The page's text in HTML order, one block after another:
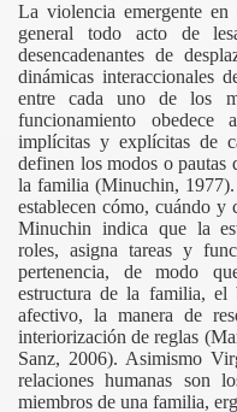
La violencia emergente
general todo acto de
desencadenantes de
dinámicas interaccionales
entre cada uno de los
funcionamiento obedece
implícitas y explícitas de
definen los modos o pautas
la familia (Minuchin, 1977).
establecen cómo, cuándo y
Minuchin indica que la
roles, asigna tareas y
pertenencia, de modo
estructura de la familia, el
afectivo, la manera de
interiorización de reglas
Sanz, 2006). Asimismo
relaciones humanas son
miembros de una familia,